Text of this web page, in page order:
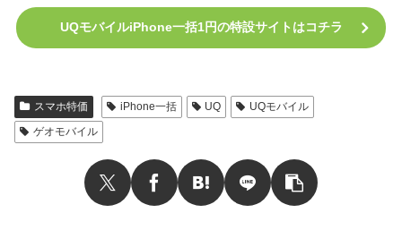
UQモバイルiPhone一括1円の特設サイトはコチラ
スマホ特価 iPhone一括 UQ
UQモバイル
ゲオモバイル